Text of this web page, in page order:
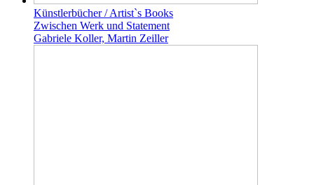
Künstlerbücher / Artist`s Books
Zwischen Werk und Statement
Gabriele Koller, Martin Zeiller